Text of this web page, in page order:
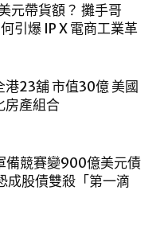
元帶貨額？ 攤手哥
引爆 IP X 電商工業革
港23舖 市值30億 美國
房產組合
備競賽變900億美元債
成股債雙殺「第一滴